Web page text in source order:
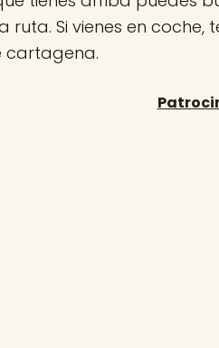
Si vienes en coche,
cartagena.